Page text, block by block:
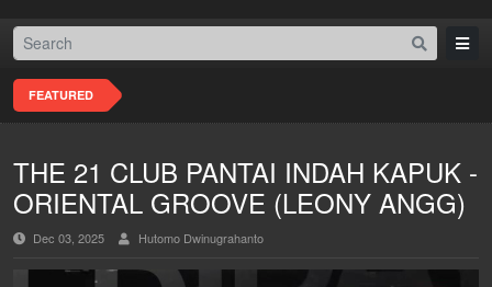
FEATURED
THE 21 CLUB PANTAI INDAH KAPUK -
ORIENTAL GROOVE (LEONY ANGG)
Dec 03, 2025 Hutomo Dwinugrahanto